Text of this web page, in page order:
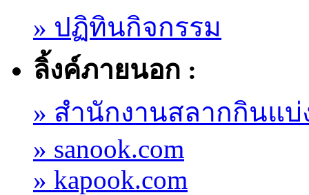
» ปฏิทินกิจกรรม
ลิ้งค์ภายนอก :
» สำนักงานสลากกินแบ่
» sanook.com
» kapook.com